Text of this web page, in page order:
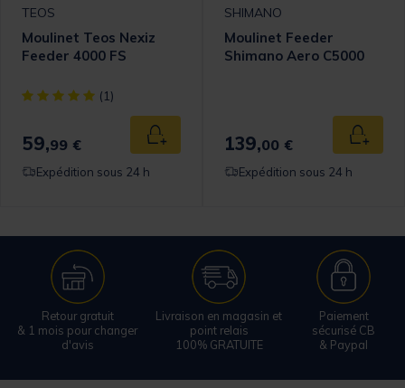
panier
TEOS
Moulinet Teos Nexiz
Feeder 4000 FS
[object Object] out of 5 Customer Rating
(1)
59,99 € Ajouter au panier
Expédition sous 24 h
SHIMANO
Moulinet Feeder
Shimano Aero C5000
139,00 €
Expédition sous 24 h
Retour gratuit
& 1 mois pour changer
d'avis
Livraison en magasin et
point relais
100% GRATUITE
Paiement
sécurisé CB
& Paypal